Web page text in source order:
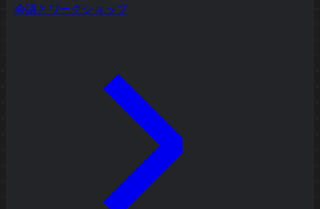
会議とワークショップ